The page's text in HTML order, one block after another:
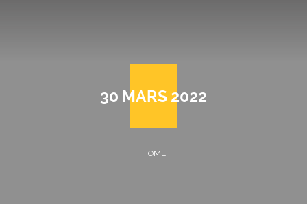
30 MARS 2022